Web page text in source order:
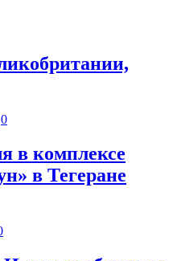
0
в комплексе
в Тегеране